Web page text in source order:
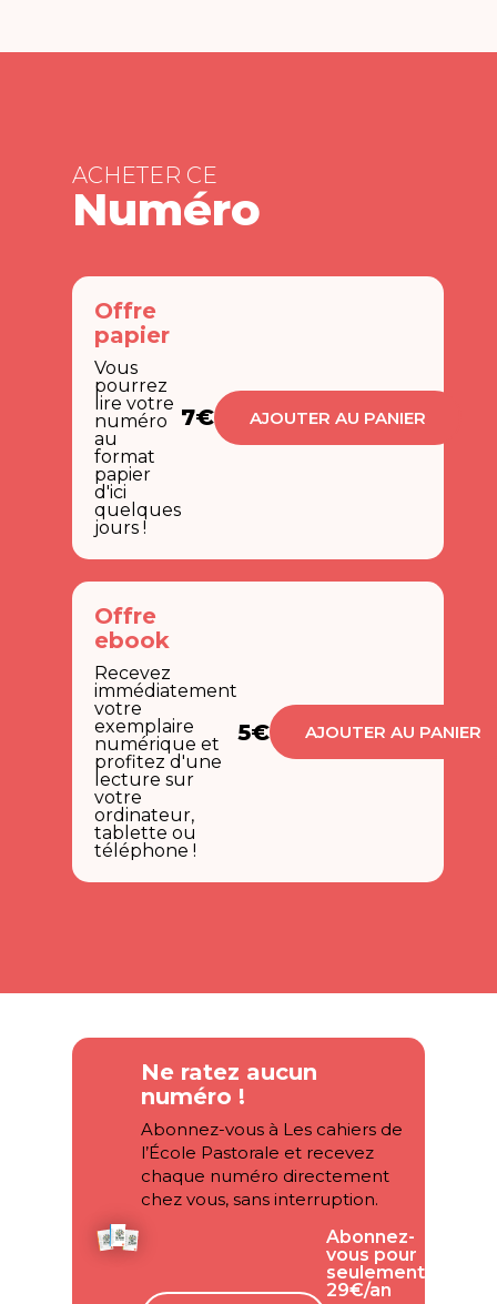
ACHETER CE
Numéro
Offre
papier
Vous
pourrez
lire votre
numéro
au
format
papier
d'ici
quelques
jours !
7€ AJOUTER AU PANIER
Offre
ebook
Recevez
immédiatement
votre
exemplaire
numérique et
profitez d'une
lecture sur
votre
ordinateur,
tablette ou
téléphone !
5€ AJOUTER AU PANIER
Ne ratez aucun
numéro !
Abonnez-vous à Les cahiers de
l’École Pastorale et recevez
chaque numéro directement
chez vous, sans interruption.
Abonnez-
vous pour
seulement
29€/an